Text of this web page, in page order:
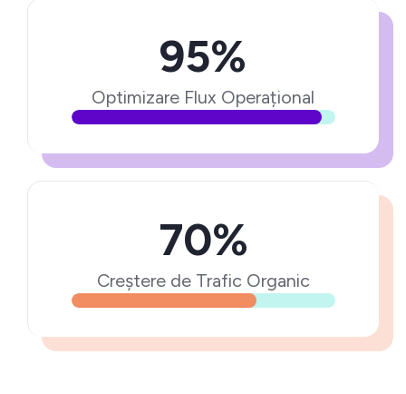
95%
Optimizare Flux Operațional
70%
Creștere de Trafic Organic